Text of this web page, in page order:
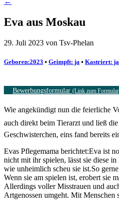
Eva aus Moskau
29. Juli 2023 von Tsv-Phelan
Geboren:2023 • Geimpft: ja • Kastriert: ja
Bewerbungsformular (Link zum
Wie angekündigt nun die feierliche
auch direkt beim Tierarzt und ließ
Geschwisterchen, eins fand bereits
Evas Pflegemama berichtet:Eva ist
nicht mit ihr spielen, lässt sie diese
wie unheimlich scheu sie ist.So
Wenn sie am spielen ist, erobert sie
Allerdings voller Misstrauen und
Artgenossen umgeht. Mit